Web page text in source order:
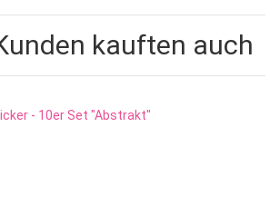
kauften auch